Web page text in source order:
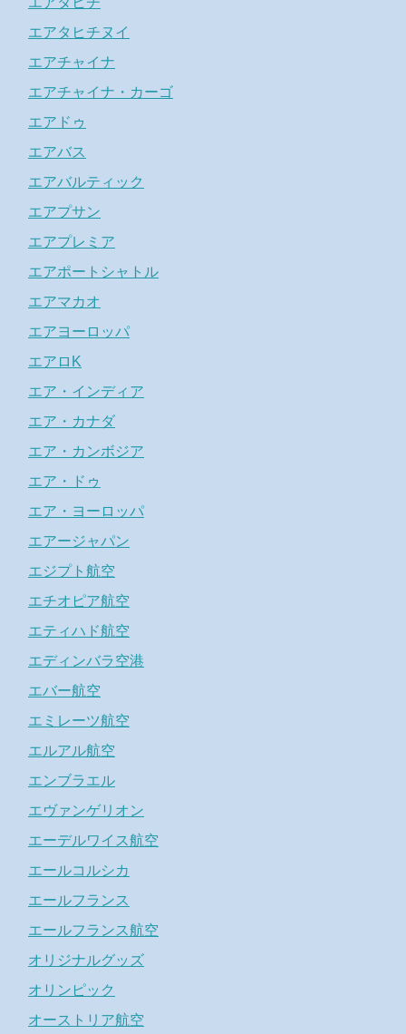
エアタヒチヌイ
エアチャイナ
エアチャイナ・カーゴ
エアドゥ
エアバス
エアバルティック
エアプサン
エアプレミア
エアポートシャトル
エアマカオ
エアヨーロッパ
エアロK
エア・インディア
エア・カナダ
エア・カンボジア
エア・ドゥ
エア・ヨーロッパ
エアージャパン
エジプト航空
エチオピア航空
エティハド航空
エディンバラ空港
エバー航空
エミレーツ航空
エルアル航空
エンブラエル
エヴァンゲリオン
エーデルワイス航空
エールコルシカ
エールフランス
エールフランス航空
オリジナルグッズ
オリンピック
オーストリア航空